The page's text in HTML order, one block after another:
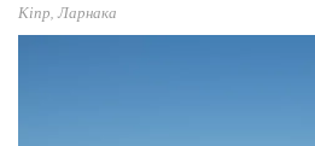
Кіпр, Ларнака